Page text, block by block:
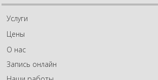
Услуги
Цены
О нас
Запись онлайн